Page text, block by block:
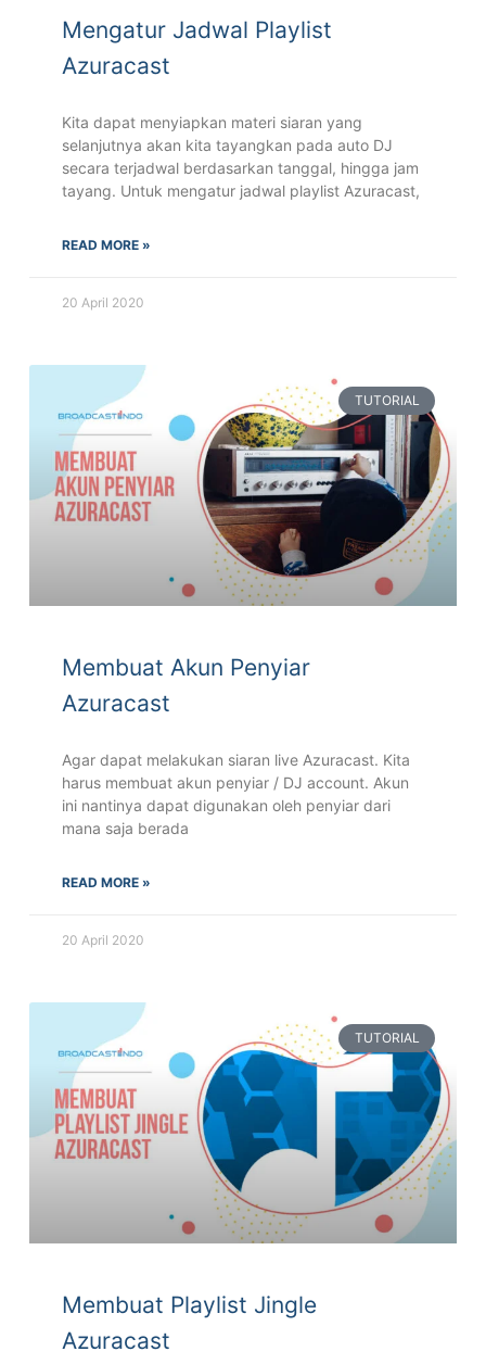
Mengatur Jadwal Playlist
Azuracast
Kita dapat menyiapkan materi siaran yang
selanjutnya akan kita tayangkan pada auto DJ
secara terjadwal berdasarkan tanggal, hingga jam
tayang. Untuk mengatur jadwal playlist Azuracast,
READ MORE »
20 April 2020
TUTORIAL
Membuat Akun Penyiar
Azuracast
Agar dapat melakukan siaran live Azuracast. Kita
harus membuat akun penyiar / DJ account. Akun
ini nantinya dapat digunakan oleh penyiar dari
mana saja berada
READ MORE »
20 April 2020
TUTORIAL
Membuat Playlist Jingle
Azuracast